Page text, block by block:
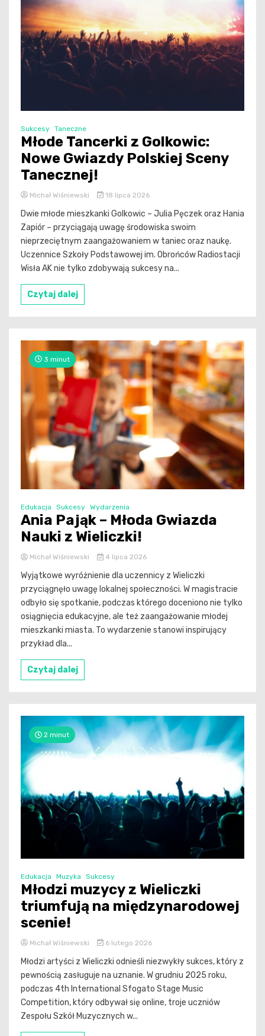
Sukcesy Taneczne
Młode Tancerki z Golkowic:
Nowe Gwiazdy Polskiej Sceny
Tanecznej!
Michał Wiśniewski 18 lipca 2026
Dwie młode mieszkanki Golkowic – Julia Pęczek oraz Hania
Zapiór – przyciągają uwagę środowiska swoim
nieprzeciętnym zaangażowaniem w taniec oraz naukę.
Uczennice Szkoły Podstawowej im. Obrońców Radiostacji
Wisła AK nie tylko zdobywają sukcesy na...
Czytaj dalej
3 minut
Edukacja Sukcesy Wydarzenia
Ania Pająk – Młoda Gwiazda
Nauki z Wieliczki!
Michał Wiśniewski 4 lipca 2026
Wyjątkowe wyróżnienie dla uczennicy z Wieliczki
przyciągnęło uwagę lokalnej społeczności. W magistracie
odbyło się spotkanie, podczas którego doceniono nie tylko
osiągnięcia edukacyjne, ale też zaangażowanie młodej
mieszkanki miasta. To wydarzenie stanowi inspirujący
przykład dla...
Czytaj dalej
2 minut
Edukacja Muzyka Sukcesy
Młodzi muzycy z Wieliczki
triumfują na międzynarodowej
scenie!
Michał Wiśniewski 6 lutego 2026
Młodzi artyści z Wieliczki odnieśli niezwykły sukces, który z
pewnością zasługuje na uznanie. W grudniu 2025 roku,
podczas 4th International Sfogato Stage Music
Competition, który odbywał się online, troje uczniów
Zespołu Szkół Muzycznych w...